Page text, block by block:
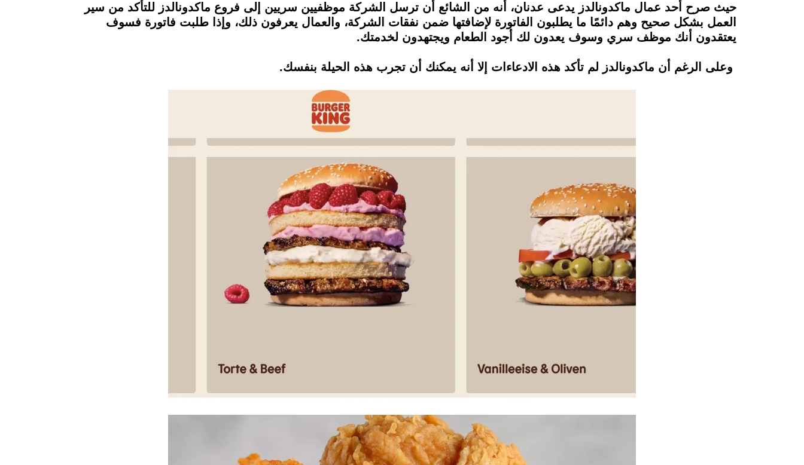
حيث صرح أحد عمال ماكدونالدز يدعى عدنان، أنه من الشائع أن ترسل الشركة موظفيين سريين إلى فروع ماكدونالدز للتأكد من سير
العمل بشكل صحيح وهم دائمًا ما يطلبون الفاتورة لإضافتها ضمن نفقات الشركة، والعمال يعرفون ذلك، وإذا طلبت فاتورة فسوف
يعتقدون أنك موظف سري وسوف يعدون لك أجود الطعام ويجتهدون لخدمتك.
وعلى الرغم أن ماكدونالدز لم تأكد هذه الادعاءات إلا أنه يمكنك أن تجرب هذه الحيلة بنفسك.